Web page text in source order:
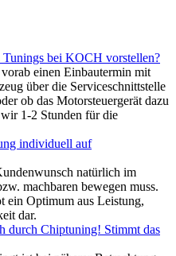
bei KOCH vorstellen?
einen Einbautermin mit
über die Serviceschnittstelle
ob das Motorsteuergerät dazu
1-2 Stunden für die
individuell auf
natürlich im
machbaren bewegen muss.
ein Optimum aus Leistung,
dar.
durch Chiptuning! Stimmt das